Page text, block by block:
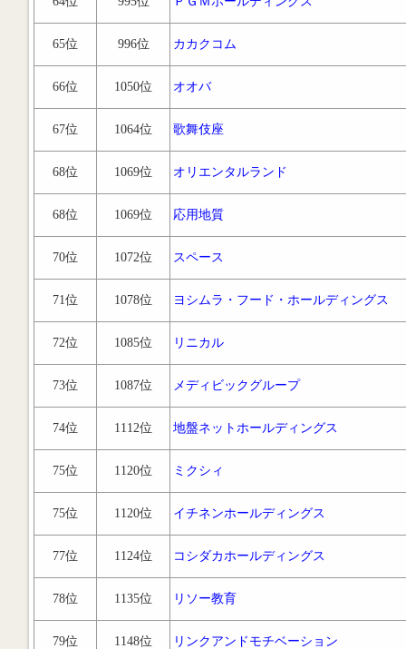
65位 996位 カカクコム
66位 1050位 オオバ
67位 1064位 歌舞伎座
68位 1069位 オリエンタルランド
68位 1069位 応用地質
70位 1072位 スペース
71位 1078位 ヨシムラ・フード・ホールディングス
72位 1085位 リニカル
73位 1087位 メディビックグループ
74位 1112位 地盤ネットホールディングス
75位 1120位 ミクシィ
75位 1120位 イチネンホールディングス
77位 1124位 コシダカホールディングス
78位 1135位 リソー教育
79位 1148位 リンクアンドモチベーション